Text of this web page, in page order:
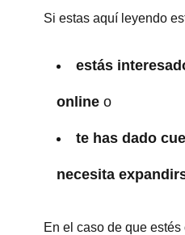
Si estas aquí leyendo
estás
onlineo
te has dado
necesita
En el caso de que